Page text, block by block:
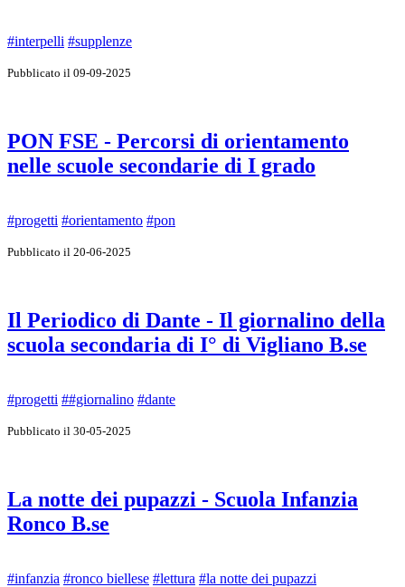
#interpelli #supplenze
Pubblicato il 09-09-2025
PON FSE - Percorsi di orientamento
nelle scuole secondarie di I grado
#progetti #orientamento #pon
Pubblicato il 20-06-2025
Il Periodico di Dante - Il giornalino della
scuola secondaria di I° di Vigliano B.se
#progetti ##giornalino #dante
Pubblicato il 30-05-2025
La notte dei pupazzi - Scuola Infanzia
Ronco B.se
#infanzia #ronco biellese #lettura #la notte dei pupazzi